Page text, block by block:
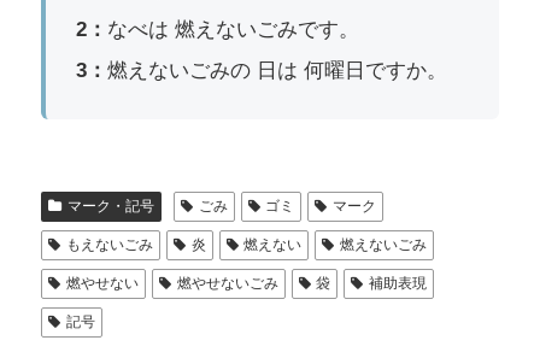
2： なべは 燃えないごみです。
3：燃えないごみの 日は 何曜日ですか。
マーク・記号 ごみ ゴミ マーク
もえないごみ 炎 燃えない 燃えないごみ
燃やせない 燃やせないごみ 袋 補助表現
記号